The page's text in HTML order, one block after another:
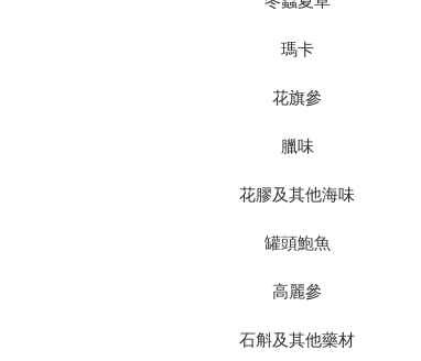
瑪卡
花旗參
臘味
花膠及其他海味
罐頭鮑魚
高麗參
石斛及其他藥材